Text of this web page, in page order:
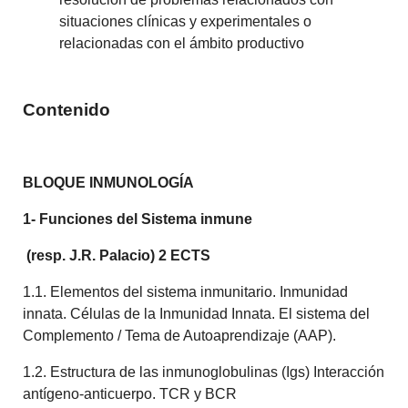
situaciones clínicas y experimentales o
relacionadas con el ámbito productivo
Contenido
BLOQUE INMUNOLOGÍA
1- Funciones del Sistema inmune
(resp. J.R. Palacio) 2 ECTS
1.1. Elementos del sistema inmunitario. Inmunidad
innata. Células de la Inmunidad Innata. El sistema del
Complemento / Tema de Autoaprendizaje (AAP).
1.2. Estructura de las inmunoglobulinas (Igs) Interacción
antígeno-anticuerpo. TCR y BCR